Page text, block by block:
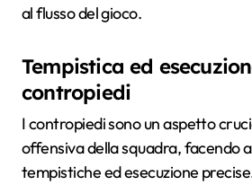
al flusso del gioco.
Tempistica ed
contropiedi
I contropiedi sono un aspetto
offensiva della squadra, facendo
tempistiche ed esecuzione